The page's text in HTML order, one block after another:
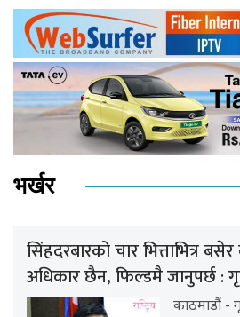
भर्खर
सिंहदरबारको चार भित्ताभित्र
अधिकार छैन, फिल्डमै जानुपर्छ :
काठमाडौं -